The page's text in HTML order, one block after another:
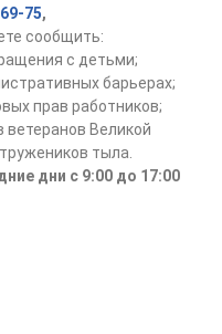
75,
сообщить:
с детьми;
барьерах;
прав работников;
Великой
тыла.
дни с 9:00 до 17:00